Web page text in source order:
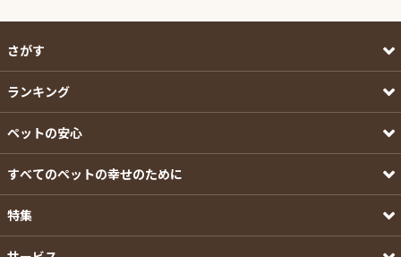
さがす
ランキング
ペットの安心
すべてのペットの幸せのために
特集